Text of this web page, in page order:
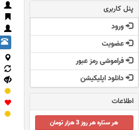
پنل کاربری
ورود
عضویت
فراموشی رمز عبور
دانلود اپلیکیشن
اطلاعات
هر ستاره هر روز 3 هزار تومان